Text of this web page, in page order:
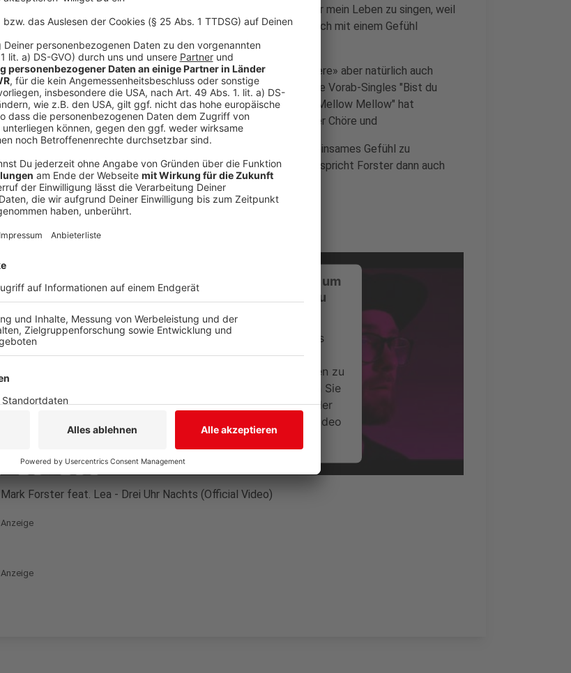
unerlässlicher Teil davon ist? "Es ist für mich unmöglich, nicht über mein Leben zu singen, weil
mich etwas anderes musikalisch nicht interessiert. Es muss für mich mit einem Gefühl
verbunden sein."
Neben all den persönlich-romantischen Liedern enthält «Musketiere» aber natürlich auch
wieder den Gute-Laune-Pop, für den Forster seit Jahren steht. Die Vorab-Singles "Bist du
okay" oder "Drei Uhr nachts" laufen seit Monaten im Radio, auch "Mellow Mellow" hat
Potenzial. Darüber hinaus ist zu spüren, wie sehr der Songschreiber Chöre und
Orchester mag. "Wenn eine Masse von Leuten versucht, ein gemeinsames Gefühl zu
erwischen, ist das für mich magisch." Zumindest über diese Liebe spricht Forster dann auch
öffentlich.
Anzeige
Wir benötigen Ihre Zustimmung, um
den YouTube Video-Service zu
laden!
Wir verwenden einen Service eines
Drittanbieters, um Videoinhalte
einzubetten. Dieser Service kann Daten zu
Ihren Aktivitäten sammeln. Bitte lesen Sie
die Details durch und stimmen Sie der
Nutzung des Service zu, um dieses Video
anzusehen.
Mehr Informationen
Akzeptieren
Mark Forster feat. Lea - Drei Uhr Nachts (Official Video)
Anzeige
Anzeige